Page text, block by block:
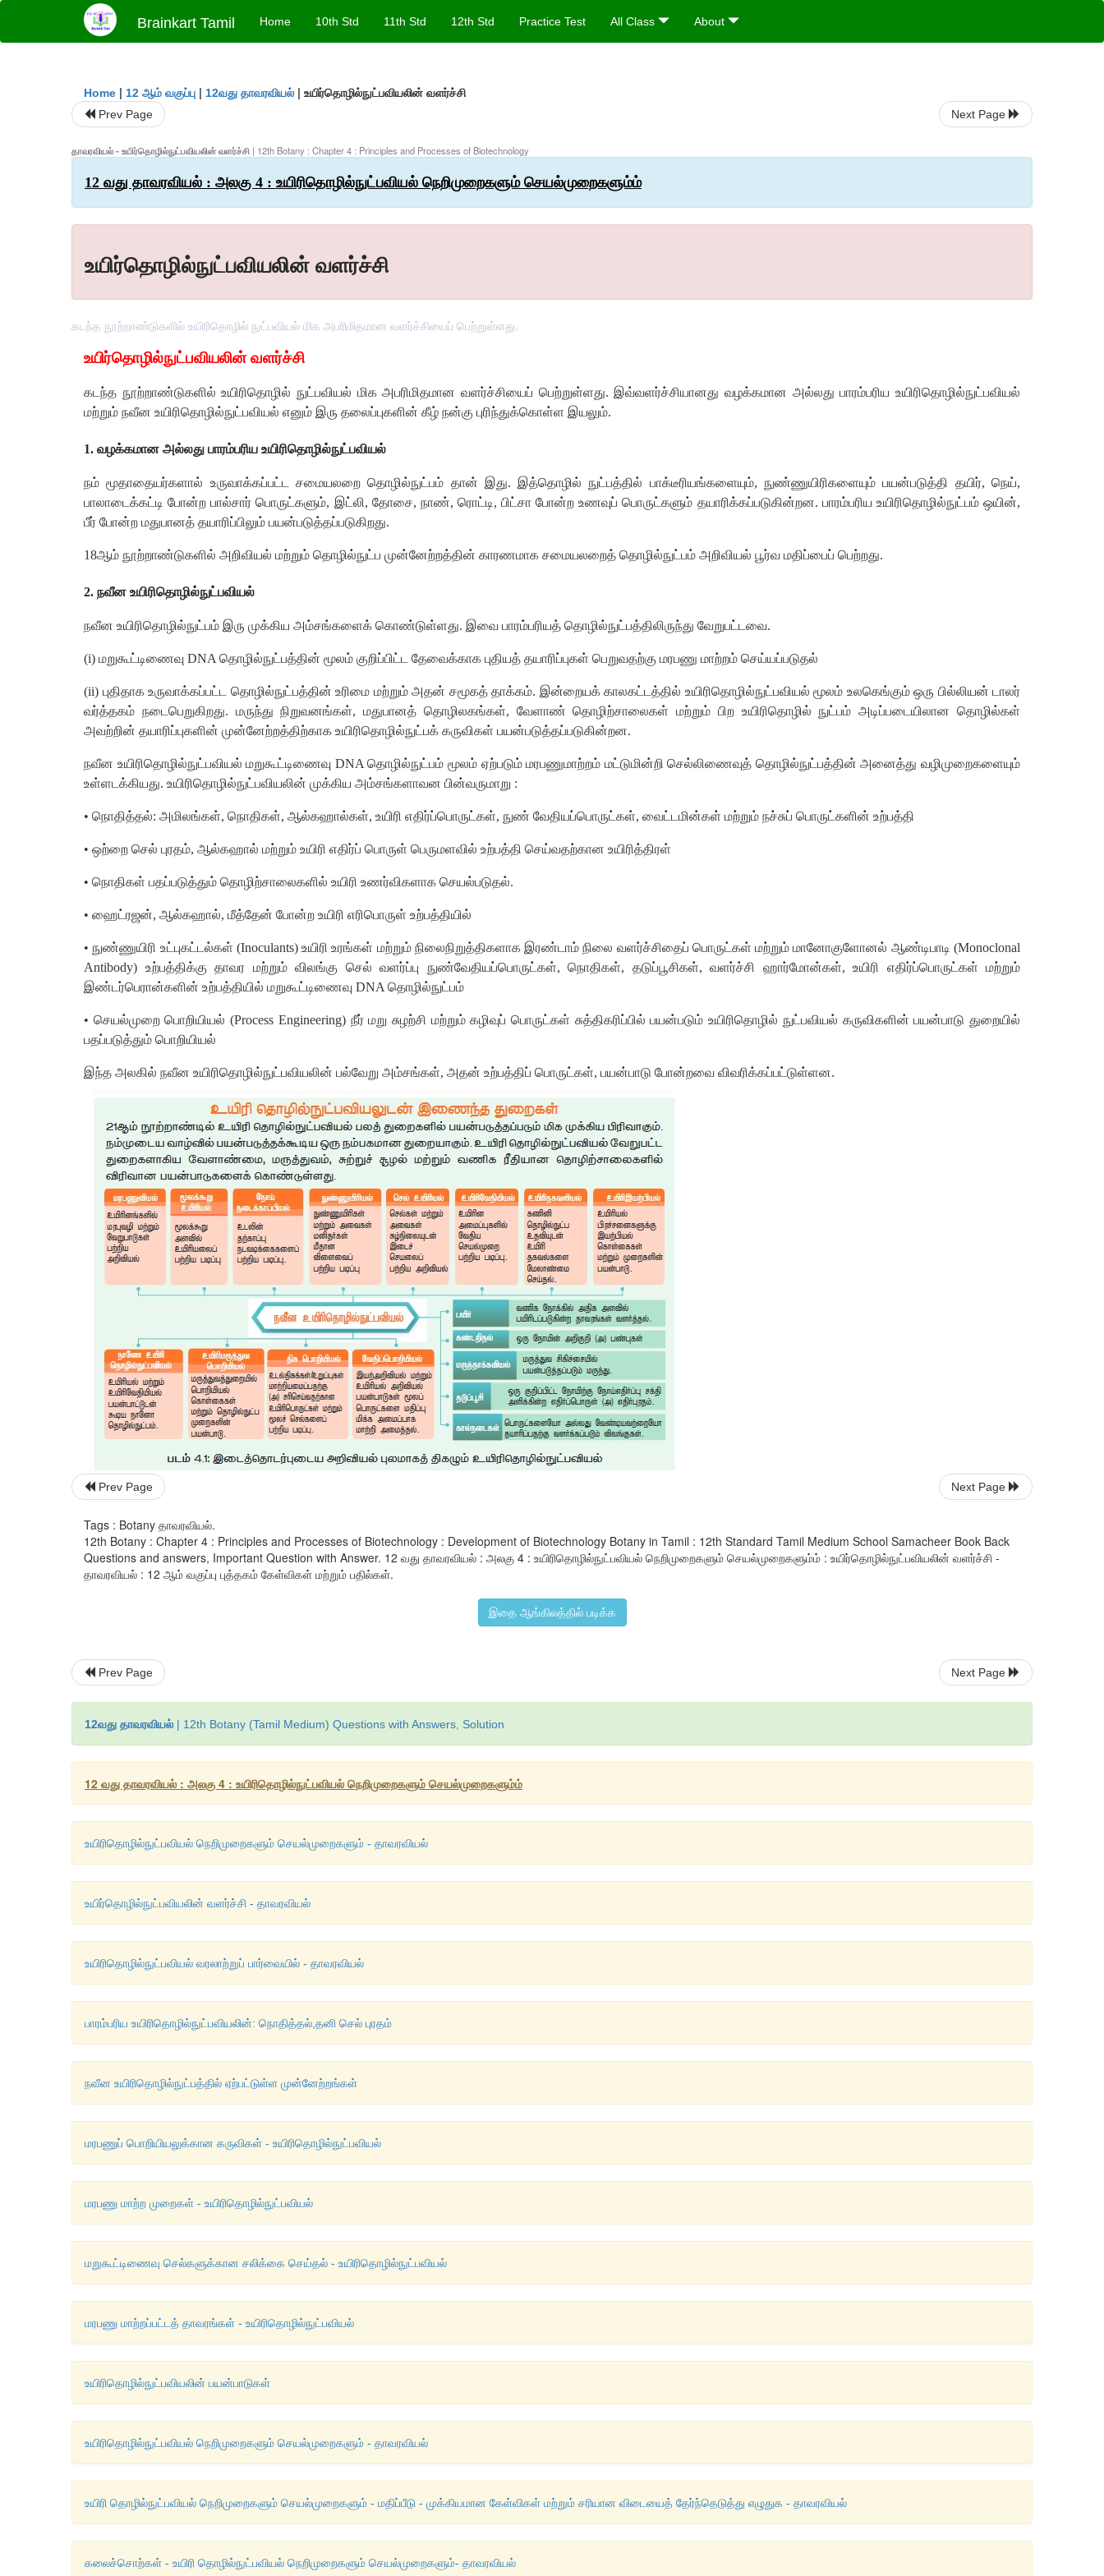
Brainkart Tamil Home 10th Std 11th Std 12th Std Practice Test All Class About
Home | 12 ஆம் வகுப்பு | 12வது தாவரவியல் | உயிர்தொழில்நுட்பவியலின் வளர்ச்சி
Prev Page Next Page
தாவரவியல் - உயிர்தொழில்நுட்பவியலின் வளர்ச்சி | 12th Botany : Chapter 4 : Principles and Processes of Biotechnology
12 வது தாவரவியல் : அலகு 4 : உயிரிதொழில்நுட்பவியல் நெறிமுறைகளும் செயல்முறைகளும்ம்
உயிர்தொழில்நுட்பவியலின் வளர்ச்சி
கடந்த நூற்றாண்டுகளில் உயிரிதொழில் நுட்பவியல் மிக அபரிமிதமான வளர்ச்சியைப் பெற்றுள்ளது.
உயிர்தொழில்நுட்பவியலின் வளர்ச்சி
கடந்த நூற்றாண்டுகளில் உயிரிதொழில் நுட்பவியல் மிக அபரிமிதமான வளர்ச்சியைப் பெற்றுள்ளது. இவ்வளர்ச்சியானது வழக்கமான அல்லது பாரம்பரிய உயிரிதொழில்நுட்பவியல்
மற்றும் நவீன உயிரிதொழில்நுட்பவியல் எனும் இரு தலைப்புகளின் கீழ் நன்கு புரிந்துக்கொள்ள இயலும்.
1. வழக்கமான அல்லது பாரம்பரிய உயிரிதொழில்நுட்பவியல்
நம் மூதாதையர்களால் உருவாக்கப்பட்ட சமையலறை தொழில்நுட்பம் தான் இது. இத்தொழில் நுட்பத்தில் பாக்டீரியங்களையும், நுண்ணுயிரிகளையும் பயன்படுத்தி தயிர், நெய்,
பாலாடைக்கட்டி போன்ற பால்சார் பொருட்களும், இட்லி, தோசை, நாண், ரொட்டி, பிட்சா போன்ற உணவுப் பொருட்களும் தயாரிக்கப்படுகின்றன. பாரம்பரிய உயிரிதொழில்நுட்பம் ஒயின்,
பீர் போன்ற மதுபானத் தயாரிப்பிலும் பயன்படுத்தப்படுகிறது.
18ஆம் நூற்றாண்டுகளில் அறிவியல் மற்றும் தொழில்நுட்ப முன்னேற்றத்தின் காரணமாக சமையலறைத் தொழில்நுட்பம் அறிவியல் பூர்வ மதிப்பைப் பெற்றது.
2. நவீன உயிரிதொழில்நுட்பவியல்
நவீன உயிரிதொழில்நுட்பம் இரு முக்கிய அம்சங்களைக் கொண்டுள்ளது. இவை பாரம்பரியத் தொழில்நுட்பத்திலிருந்து வேறுபட்டவை.
(i) மறுகூட்டிணைவு DNA தொழில்நுட்பத்தின் மூலம் குறிப்பிட்ட தேவைக்காக புதியத் தயாரிப்புகள் பெறுவதற்கு மரபணு மாற்றம் செய்யப்படுதல்
(ii) புதிதாக உருவாக்கப்பட்ட தொழில்நுட்பத்தின் உரிமை மற்றும் அதன் சமூகத் தாக்கம். இன்றையக் காலகட்டத்தில் உயிரிதொழில்நுட்பவியல் மூலம் உலகெங்கும் ஒரு பில்லியன் டாலர்
வர்த்தகம் நடைபெறுகிறது. மருந்து நிறுவனங்கள், மதுபானத் தொழிலகங்கள், வேளாண் தொழிற்சாலைகள் மற்றும் பிற உயிரிதொழில் நுட்பம் அடிப்படையிலான தொழில்கள்
அவற்றின் தயாரிப்புகளின் முன்னேற்றத்திற்காக உயிரிதொழில்நுட்பக் கருவிகள் பயன்படுத்தப்படுகின்றன.
நவீன உயிரிதொழில்நுட்பவியல் மறுகூட்டிணைவு DNA தொழில்நுட்பம் மூலம் ஏற்படும் மரபணுமாற்றம் மட்டுமின்றி செல்லிணைவுத் தொழில்நுட்பத்தின் அனைத்து வழிமுறைகளையும்
உள்ளடக்கியது. உயிரிதொழில்நுட்பவியலின் முக்கிய அம்சங்களாவன பின்வருமாறு :
• நொதித்தல்: அமிலங்கள், நொதிகள், ஆல்கஹால்கள், உயிரி எதிர்ப்பொருட்கள், நுண் வேதியப்பொருட்கள், வைட்டமின்கள் மற்றும் நச்சுப் பொருட்களின் உற்பத்தி
• ஒற்றை செல் புரதம், ஆல்கஹால் மற்றும் உயிரி எதிர்ப் பொருள் பெருமளவில் உற்பத்தி செய்வதற்கான உயிரித்திரள்
• நொதிகள் பதப்படுத்தும் தொழிற்சாலைகளில் உயிரி உணர்விகளாக செயல்படுதல்.
• ஹைட்ரஜன், ஆல்கஹால், மீத்தேன் போன்ற உயிரி எரிபொருள் உற்பத்தியில்
• நுண்ணுயிரி உட்புகட்டல்கள் (Inoculants) உயிரி உரங்கள் மற்றும் நிலைநிறுத்திகளாக இரண்டாம் நிலை வளர்ச்சிதைப் பொருட்கள் மற்றும் மானோகுளோனல் ஆண்டிபாடி (Monoclonal
Antibody) உற்பத்திக்கு தாவர மற்றும் விலங்கு செல் வளர்ப்பு நுண்வேதியப்பொருட்கள், நொதிகள், தடுப்பூசிகள், வளர்ச்சி ஹார்மோன்கள், உயிரி எதிர்ப்பொருட்கள் மற்றும்
இண்டர்பெரான்களின் உற்பத்தியில் மறுகூட்டிணைவு DNA தொழில்நுட்பம்
• செயல்முறை பொறியியல் (Process Engineering) நீர் மறு சுழற்சி மற்றும் கழிவுப் பொருட்கள் சுத்திகரிப்பில் பயன்படும் உயிரிதொழில் நுட்பவியல் கருவிகளின் பயன்பாடு துறையில்
பதப்படுத்தும் பொறியியல்
இந்த அலகில் நவீன உயிரிதொழில்நுட்பவியலின் பல்வேறு அம்சங்கள், அதன் உற்பத்திப் பொருட்கள், பயன்பாடு போன்றவை விவரிக்கப்பட்டுள்ளன.
Prev Page Next Page
Tags : Botany தாவரவியல்.
12th Botany : Chapter 4 : Principles and Processes of Biotechnology : Development of Biotechnology Botany in Tamil : 12th Standard Tamil Medium School Samacheer Book Back
Questions and answers, Important Question with Answer. 12 வது தாவரவியல் : அலகு 4 : உயிரிதொழில்நுட்பவியல் நெறிமுறைகளும் செயல்முறைகளும்ம் : உயிர்தொழில்நுட்பவியலின் வளர்ச்சி -
தாவரவியல் : 12 ஆம் வகுப்பு புத்தகம் கேள்விகள் மற்றும் பதில்கள்.
இதை ஆங்கிலத்தில் படிக்க
Prev Page Next Page
12வது தாவரவியல் | 12th Botany (Tamil Medium) Questions with Answers, Solution
12 வது தாவரவியல் : அலகு 4 : உயிரிதொழில்நுட்பவியல் நெறிமுறைகளும் செயல்முறைகளும்ம்
உயிரிதொழில்நுட்பவியல் நெறிமுறைகளும் செயல்முறைகளும் - தாவரவியல்
உயிர்தொழில்நுட்பவியலின் வளர்ச்சி - தாவரவியல்
உயிரிதொழில்நுட்பவியல் வரலாற்றுப் பார்வையில் - தாவரவியல்
பாரம்பரிய உயிரிதொழில்நுட்பவியலின்: நொதித்தல்,தனி செல் புரதம்
நவீன உயிரிதொழில்நுட்பத்தில் ஏற்பட்டுள்ள முன்னேற்றங்கள்
மரபணுப் பொறியியலுக்கான கருவிகள் - உயிரிதொழில்நுட்பவியல்
மரபணு மாற்ற முறைகள் - உயிரிதொழில்நுட்பவியல்
மறுகூட்டிணைவு செல்களுக்கான சலிக்கை செய்தல் - உயிரிதொழில்நுட்பவியல்
மரபணு மாற்றப்பட்டத் தாவரங்கள் - உயிரிதொழில்நுட்பவியல்
உயிரிதொழில்நுட்பவியலின் பயன்பாடுகள்
உயிரிதொழில்நுட்பவியல் நெறிமுறைகளும் செயல்முறைகளும் - தாவரவியல்
உயிரி தொழில்நுட்பவியல் நெறிமுறைகளும் செயல்முறைகளும் - மதிப்பீடு - முக்கியமான கேள்விகள் மற்றும் சரியான விடையைத் தேர்ந்தெடுத்து எழுதுக - தாவரவியல்
கலைச்சொற்கள் - உயிரி தொழில்நுட்பவியல் நெறிமுறைகளும் செயல்முறைகளும்- தாவரவியல்